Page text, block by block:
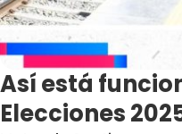
Así está
Elecciones